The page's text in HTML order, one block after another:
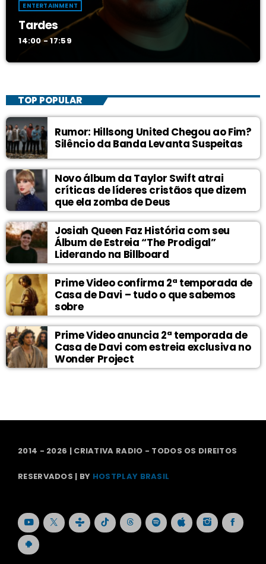
ENTERTAINMENT
Tardes
14:00 - 17:59
TOP POPULAR
Rumor: Hillsong United Chegou ao Fim?
Silêncio da Banda Levanta Suspeitas
Novo álbum da Taylor Swift atrai
críticas de líderes cristãos que dizem
que ela zomba de Deus
Josiah Queen Faz História com seu
Álbum de Estreia “The Prodigal”
Liderando na Billboard
Prime Video confirma 2ª temporada de
Casa de Davi – tudo o que sabemos
sobre
Prime Video anuncia 2ª temporada de
Casa de Davi com estreia exclusiva no
Wonder Project
2014 - 2026 | CRIATIVA RADIO - TODOS OS DIREITOS
RESERVADOS | BY HOSTPLAY BRASIL